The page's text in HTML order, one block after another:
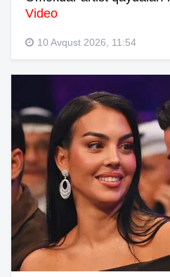
Video
10 Avqust 2026, 11:54